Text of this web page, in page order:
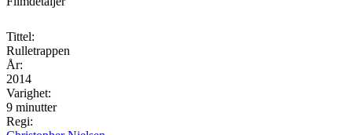
Tittel:
Rulletrappen
År:
2014
Varighet:
9 minutter
Regi: